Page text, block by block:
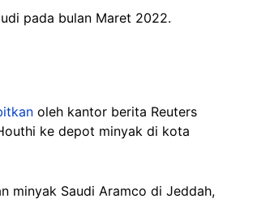
pada bulan Maret 2022.
oleh kantor berita Reuters
ke depot minyak di kota
minyak Saudi Aramco di Jeddah,